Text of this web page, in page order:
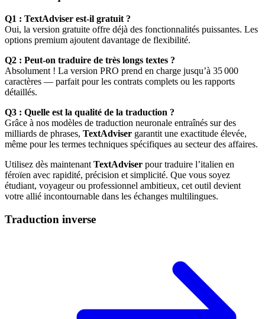
Q1 : TextAdviser est-il gratuit ?
Oui, la version gratuite offre déjà des fonctionnalités puissantes. Les
options premium ajoutent davantage de flexibilité.
Q2 : Peut-on traduire de très longs textes ?
Absolument ! La version PRO prend en charge jusqu’à 35 000
caractères — parfait pour les contrats complets ou les rapports
détaillés.
Q3 : Quelle est la qualité de la traduction ?
Grâce à nos modèles de traduction neuronale entraînés sur des
milliards de phrases, TextAdviser garantit une exactitude élevée,
même pour les termes techniques spécifiques au secteur des affaires.
Utilisez dès maintenant TextAdviser pour traduire l’italien en
féroïen avec rapidité, précision et simplicité. Que vous soyez
étudiant, voyageur ou professionnel ambitieux, cet outil devient
votre allié incontournable dans les échanges multilingues.
Traduction inverse